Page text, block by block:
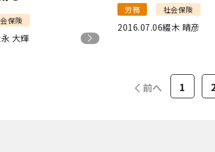
保険
大輝
労務 社会保険
2016.07.06綴木 晴彦
前へ 1